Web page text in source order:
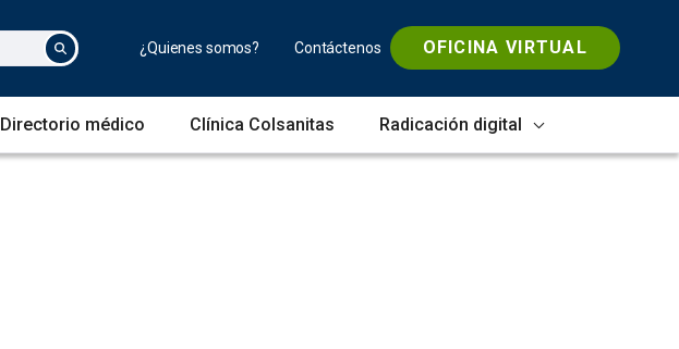
¿Quienes somos? Contáctenos OFICINA VIRTUAL
Directorio médico Clínica Colsanitas Radicación digital